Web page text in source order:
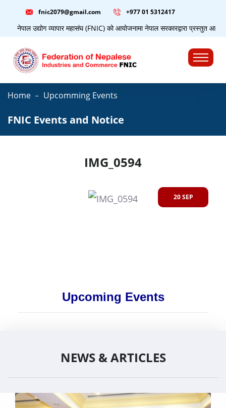
fnic2079@gmail.com +977 ‭01 5312417
नेपाल उद्योग व्यापार महासंघ (FNIC) को आयोजनामा नेपाल सरकारद्वारा प्रस्तुत आ.व.
Home Upcomming Events
FNIC Events and Notice
IMG_0594
20 SEP
Upcoming Events
NEWS & ARTICLES